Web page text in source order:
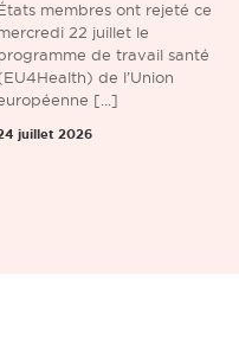
membres ont rejeté ce
22 juillet le
de travail santé
de l’Union
[...]
juillet 2026